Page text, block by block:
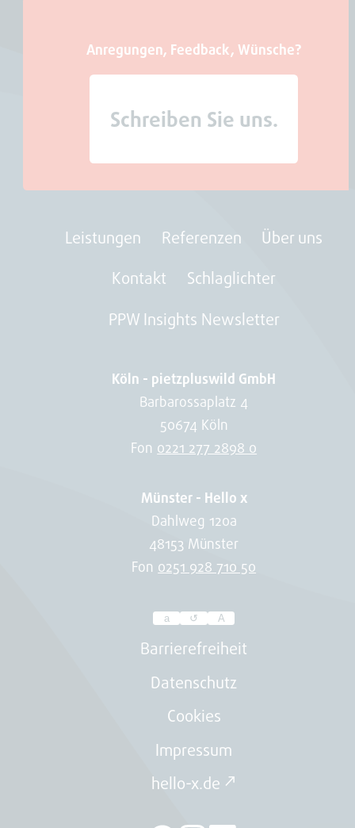
Anregungen, Feedback, Wünsche?
Schreiben Sie uns.
Leistungen Referenzen Über uns
Kontakt Schlaglichter
PPW Insights Newsletter
Köln - pietzpluswild GmbH
Barbarossaplatz 4
50674 Köln
Fon 0221 277 2898 0
Münster - Hello x
Dahlweg 120a
48153 Münster
Fon 0251 928 710 50
Passen
Sie
die
Schriftgröße
Webseite
an.
a ↺ A
Barrierefreiheit
Datenschutz
Cookies
Impressum
hello-x.de ↗